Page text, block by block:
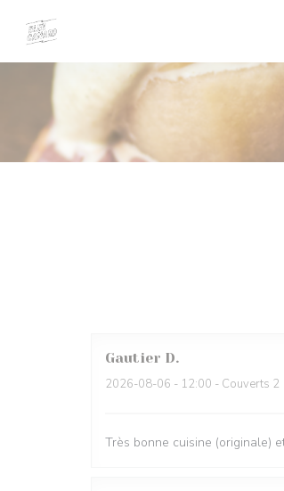
Gautier D
2026-08-06 - 12:00 - Couverts 2
Très bonne cuisine (originale)